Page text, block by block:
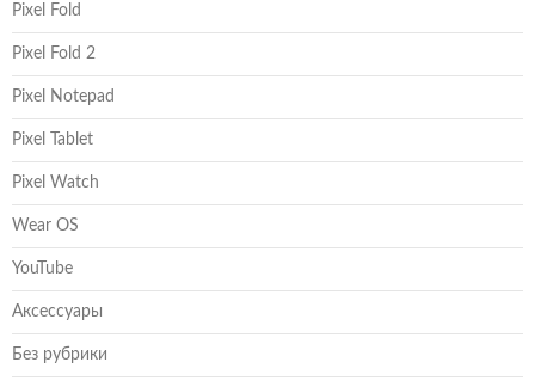
Pixel Fold
Pixel Fold 2
Pixel Notepad
Pixel Tablet
Pixel Watch
Wear OS
YouTube
Аксессуары
Без рубрики